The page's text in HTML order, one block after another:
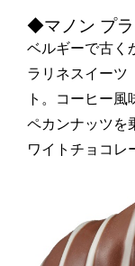
◆マノン プ
ベルギーで古く
ラリネスイーツ
ト。コーヒー
ペカンナッツを
ワイトチョコレ